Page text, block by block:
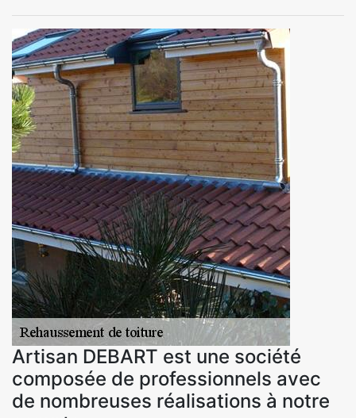
Artisan DEBART est une société
composée de professionnels avec
de nombreuses réalisations à notre